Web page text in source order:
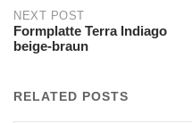
NEXT POST
Formplatte Terra Indiago
beige-braun
RELATED POSTS